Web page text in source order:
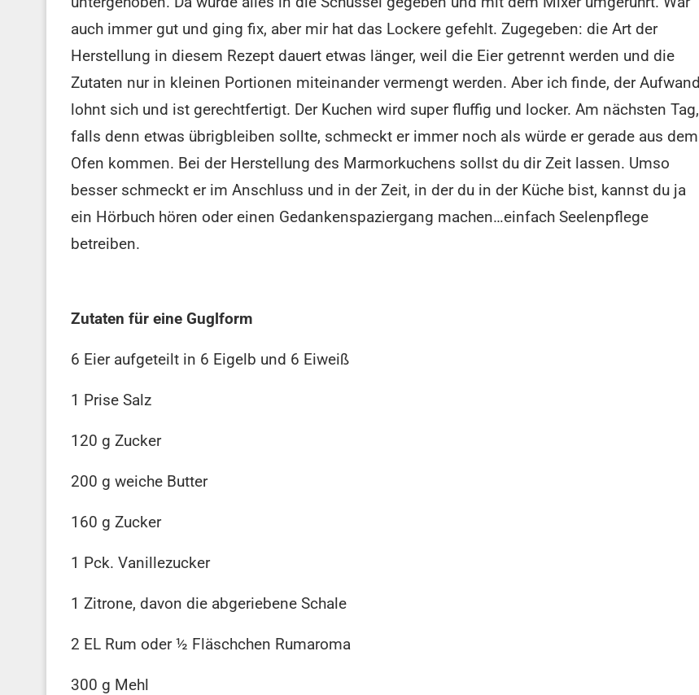
auch immer gut und ging fix, aber mir hat das Lockere gefehlt. Zugegeben: die Art der
Herstellung in diesem Rezept dauert etwas länger, weil die Eier getrennt werden und die
Zutaten nur in kleinen Portionen miteinander vermengt werden. Aber ich finde, der Aufwand
lohnt sich und ist gerechtfertigt. Der Kuchen wird super fluffig und locker. Am nächsten Tag,
falls denn etwas übrigbleiben sollte, schmeckt er immer noch als würde er gerade aus dem
Ofen kommen. Bei der Herstellung des Marmorkuchens sollst du dir Zeit lassen. Umso
besser schmeckt er im Anschluss und in der Zeit, in der du in der Küche bist, kannst du ja
ein Hörbuch hören oder einen Gedankenspaziergang machen…einfach Seelenpflege
betreiben.
Zutaten für eine Guglform
6 Eier aufgeteilt in 6 Eigelb und 6 Eiweiß
1 Prise Salz
120 g Zucker
200 g weiche Butter
160 g Zucker
1 Pck. Vanillezucker
1 Zitrone, davon die abgeriebene Schale
2 EL Rum oder ½ Fläschchen Rumaroma
300 g Mehl